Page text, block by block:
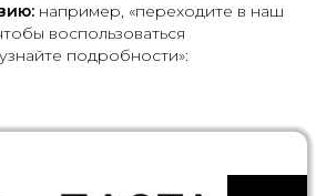
например, «переходите в наш
воспользоваться
подробности»: